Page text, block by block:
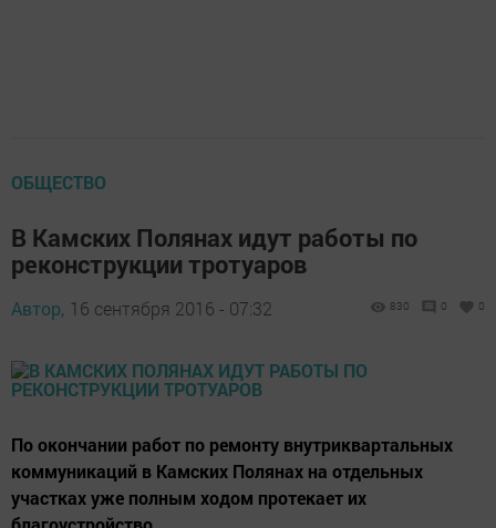
ОБЩЕСТВО
В Камских Полянах идут работы по
реконструкции тротуаров
Автор, 16 сентября 2016 - 07:32 830 0 0
По окончании работ по ремонту внутриквартальных
коммуникаций в Камских Полянах на отдельных
участках уже полным ходом протекает их